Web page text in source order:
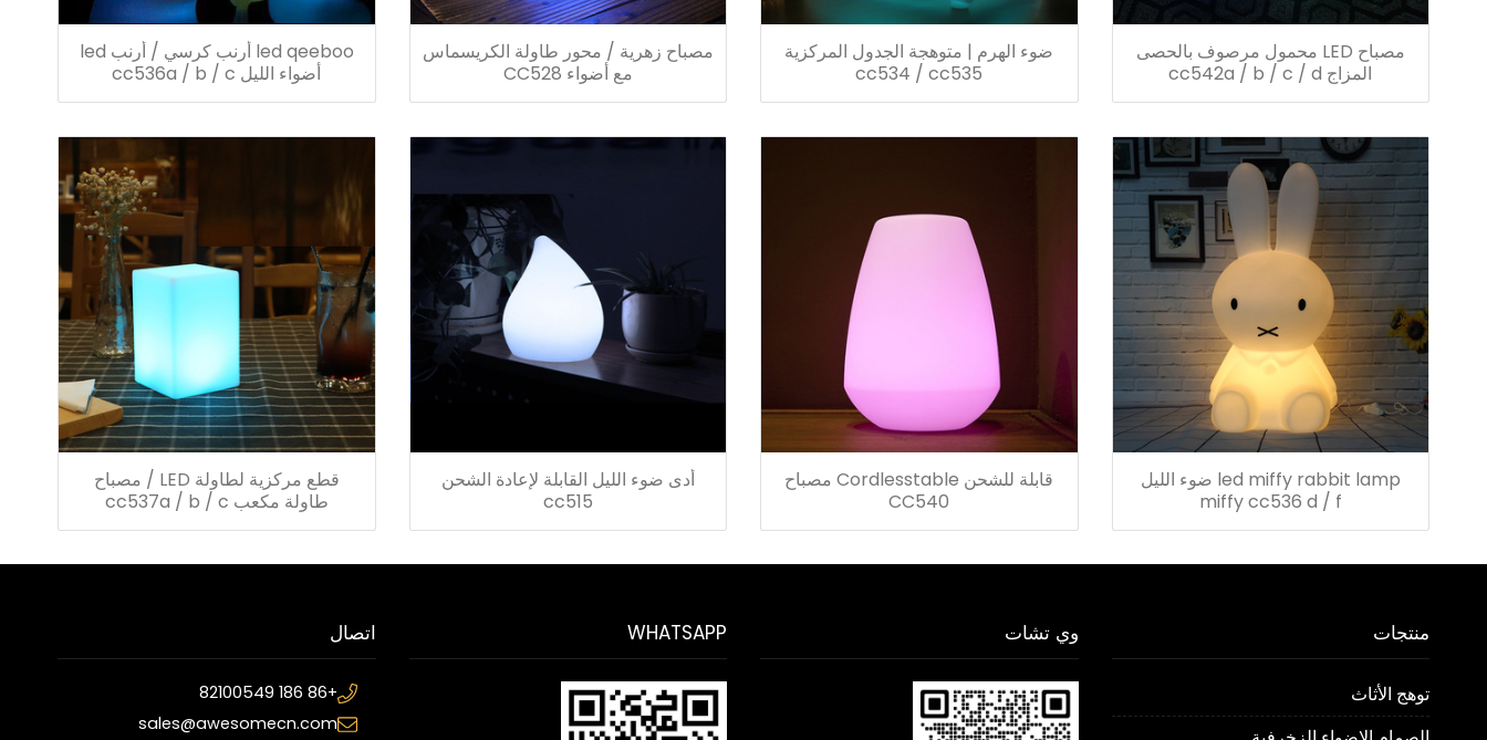
مصباح LED محمول مرصوف بالحصى
المزاج cc542a / b / c / d
ضوء الهرم | متوهجة الجدول المركزية
cc534 / cc535
مصباح زهرية / محور طاولة الكريسماس
مع أضواء CC528
led qeeboo أرنب كرسي / أرنب led
أضواء الليل cc536a / b / c
led miffy rabbit lamp ضوء الليل
miffy cc536 d / f
قابلة للشحن Cordlesstable مصباح
CC540
أدى ضوء الليل القابلة لإعادة الشحن
cc515
قطع مركزية لطاولة LED / مصباح
طاولة مكعب cc537a / b / c
منتجات
توهج الأثاث
وي تشات WHATSAPP اتصال
+86 186 82100549
sales@awesomecn.com